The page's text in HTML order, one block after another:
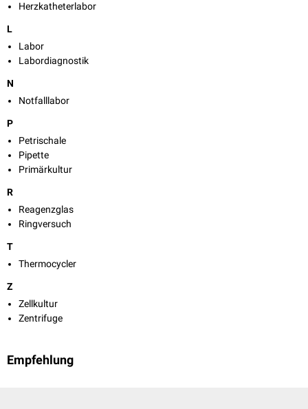
Herzkatheterlabor
L
Labor
Labordiagnostik
N
Notfalllabor
P
Petrischale
Pipette
Primärkultur
R
Reagenzglas
Ringversuch
T
Thermocycler
Z
Zellkultur
Zentrifuge
Empfehlung